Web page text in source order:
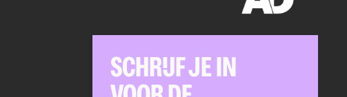
SCHRIJF JE IN